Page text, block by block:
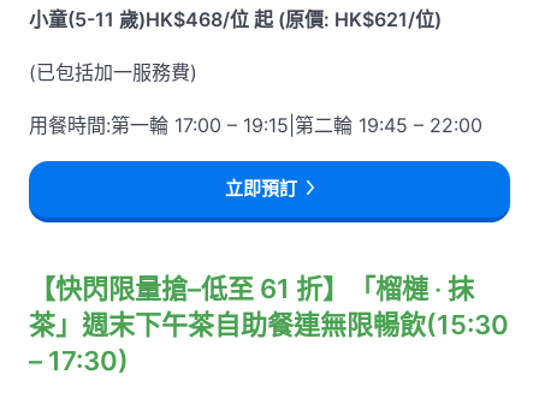
小童(5-11 歲)HK$468/位 起 (原價: HK$621/位)
(已包括加一服務費)
用餐時間:第一輪 17:00 – 19:15|第二輪 19:45 – 22:00
立即預訂
【快閃限量搶–低至 61 折】「榴槤 ‧ 抹
茶」週末下午茶自助餐連無限暢飲(15:30
– 17:30)